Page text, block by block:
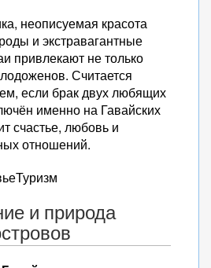
неописуемая красота
и экстравагантные
привлекают не только
Считается
если брак двух любящих
именно на Гавайских
счастье, любовь и
отношений.
и природа